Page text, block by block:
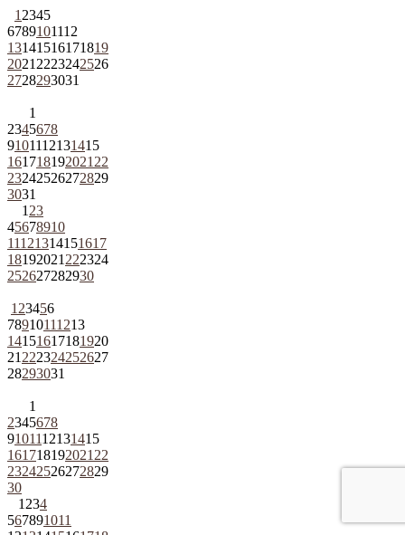
1 2345
6789101112
13141516171819
2021 2223242526
2728293031
1
2345678
9101112131415
161718192021 22
23242526272829
3031
1 23
45678910
11121314151617
18192021 222324
252627282930
1 23456
78910111213
14151617181920
21 222324252627
28293031
1
2345678
9101112131415
161718192021 22
23242526272829
30
1 234
567891011